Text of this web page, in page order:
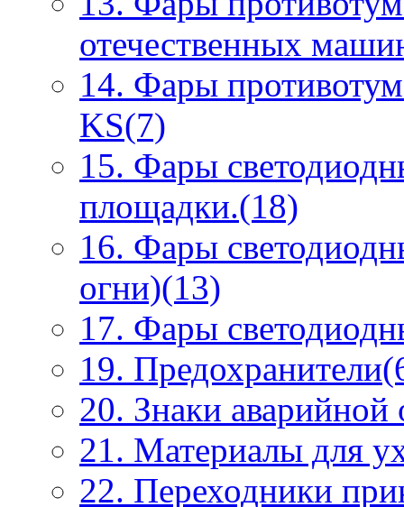
отечественных
14. Фары
KS(7)
15. Фары
площадки.(18)
16. Фары
огни)(13)
17. Фары
19.
20. Знаки
21. Материалы для
22. Переходники